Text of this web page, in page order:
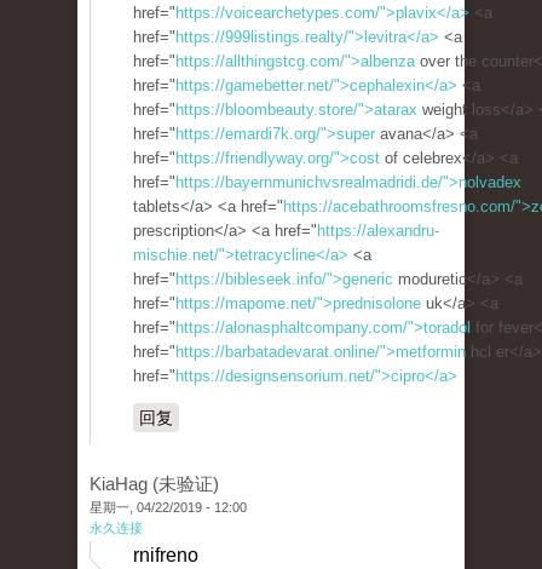
href=" https://voicearchetypes.com/">plavix</a> <a
href=" https://999listings.realty/">levitra</a> <a
href=" https://allthingstcg.com/">albenzaover the
href=" https://gamebetter.net/">cephalexin</a> <a
href=" https://bloombeauty.store/">atarax weight loss</a>
href=" https://emardi7k.org/">super avana</a> <a
href=" https://friendlyway.org/">cost of celebrex</a> <a
href=" https://bayernmunichvsrealmadridi.de/">nolvadex
tablets</a> <a href=" https://acebathroomsfresno.com/
prescription</a> <a href=" https://alexandru-
mischie.net/">tetracycline</a> <a
href=" https://bibleseek.info/">generic moduretic</a> <a
href=" https://mapome.net/">prednisolone uk</a> <a
href=" https://alonasphaltcompany.com/">toradol for
href=" https://barbatadevarat.online/">metformin hcl er</
href=" https://designsensorium.net/">cipro</a>
回复
KiaHag (未验证)
星期一, 04/22/2019 - 12:00
永久连接
rnifreno